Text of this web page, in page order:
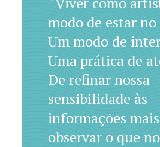
modo de estar
Um modo de
Uma prática de
De refinar nossa
sensibilidade às
informações
observar o que